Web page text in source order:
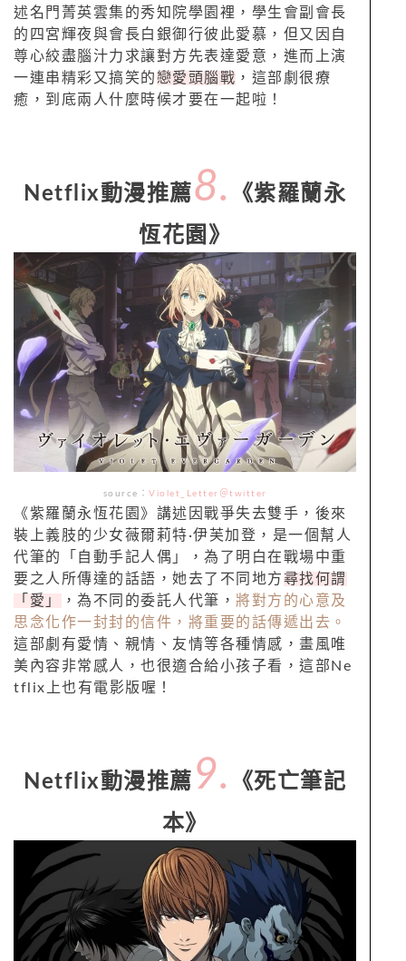
述名門菁英雲集的秀知院學園裡，學生會副會長
的四宮輝夜與會長白銀御行彼此愛慕，但又因自
尊心絞盡腦汁力求讓對方先表達愛意，進而上演
一連串精彩又搞笑的戀愛頭腦戰 ，這部劇很療
癒，到底兩人什麼時候才要在一起啦！
Netflix動漫推薦 8.
《紫羅蘭永
恆花園》
source： Violet_Letter＠twitter
《紫羅蘭永恆花園》講述因戰爭失去雙手，後來
裝上義肢的少女薇爾莉特·伊芙加登，是一個幫人
代筆的「自動手記人偶」，為了明白在戰場中重
要之人所傳達的話語，她去了不同地方尋找何謂
「愛」
，為不同的委託人代筆， 將對方的心意及
思念化作一封封的信件，將重要的話傳遞出去。
這部劇有愛情、親情、友情等各種情感，畫風唯
美內容非常感人，也很適合給小孩子看，這部Ne
tflix上也有電影版喔！
Netflix動漫推薦 9.
《死亡筆記
本》